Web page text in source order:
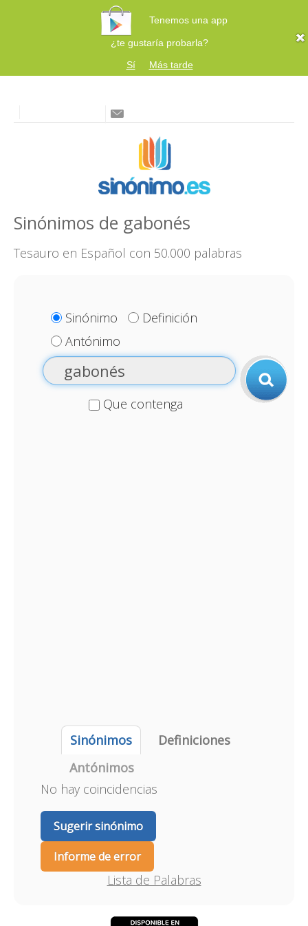
Tenemos una app
¿te gustaría probarla?
Sí
Más tarde
Sinónimos de gabonés
Tesauro en Español con 50.000 palabras
Sinónimo
Definición
Antónimo
Que contenga
Sinónimos
Definiciones
Antónimos
No hay coincidencias
Sugerir sinónimo
Informe de error
Lista de Palabras